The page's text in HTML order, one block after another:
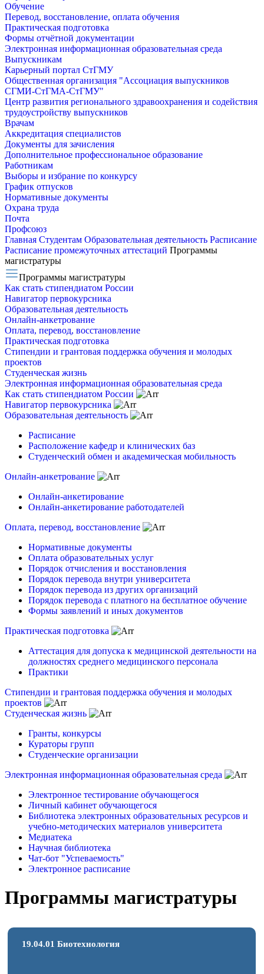
Обучение
Перевод, восстановление, оплата обучения
Практическая подготовка
Формы отчётной документации
Электронная информационная образовательная среда
Выпускникам
Карьерный портал СтГМУ
Общественная организация "Ассоциация выпускников
СГМИ-СтГМА-СтГМУ"
Центр развития регионального здравоохранения и содействия
трудоустройству выпускников
Врачам
Аккредитация специалистов
Документы для зачисления
Дополнительное профессиональное образование
Работникам
Выборы и избрание по конкурсу
График отпусков
Нормативные документы
Охрана труда
Почта
Профсоюз
Главная Студентам Образовательная деятельность Расписание
Расписание промежуточных аттестаций Программы
магистратуры
Программы магистратуры
Как стать стипендиатом России
Навигатор первокурсника
Образовательная деятельность
Онлайн-анкетрование
Оплата, перевод, восстановление
Практическая подготовка
Стипендии и грантовая поддержка обучения и молодых
проектов
Студенческая жизнь
Электронная информационная образовательная среда
Как стать стипендиатом России
Навигатор первокурсника
Образовательная деятельность
Расписание
Расположение кафедр и клинических баз
Студенческий обмен и академическая мобильность
Онлайн-анкетрование
Онлайн-анкетирование
Онлайн-анкетирование работодателей
Оплата, перевод, восстановление
Нормативные документы
Оплата образовательных услуг
Порядок отчисления и восстановления
Порядок перевода внутри университета
Порядок перевода из других организаций
Порядок перевода с платного на бесплатное обучение
Формы заявлений и иных документов
Практическая подготовка
Аттестация для допуска к медицинской деятельности на
должностях среднего медицинского персонала
Практики
Стипендии и грантовая поддержка обучения и молодых
проектов
Студенческая жизнь
Гранты, конкурсы
Кураторы групп
Студенческие организации
Электронная информационная образовательная среда
Электронное тестирование обучающегося
Личный кабинет обучающегося
Библиотека электронных образовательных ресурсов и
учебно-методических материалов университета
Медиатека
Научная библиотека
Чат-бот "Успеваемость"
Электронное расписание
Программы магистратуры
19.04.01 Биотехнология